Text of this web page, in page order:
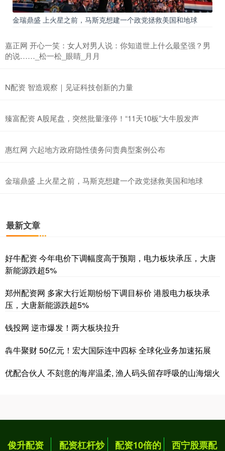
金瑞鼎盛 上火星之前，马斯克想建一个政党拯救美国和地球
嘉正网 开心一笑：女人对男人说：你知道世上什么最坚强？男
的说……_松一松_眼睛_月月
N配资 智造观察｜见证科技创新的力量
臻富配资 A股尾盘，突然批量涨停！“11天10板”大牛股发声
惠红网 六起地方政府隐性债务问责典型案例公布
金瑞鼎盛 上火星之前，马斯克想建一个政党拯救美国和地球
最新文章
好牛配资 今年电价下调幅度高于预期，电力板块承压，大唐
新能源跌超5%
郑州配资网 多家大行近期纷纷下调目标价 港股电力板块承
压，大唐新能源跌超5%
钱投网 逆市爆发！两大板块拉升
犇牛聚财 50亿元！宏大国际连中四标 全球化业务加速拓展
优配合伙人 不刻意的海岸温柔, 渔人码头留存呼吸的山海烟火
俊升配资 配资杠杆炒 配资10倍的 西宁股票配